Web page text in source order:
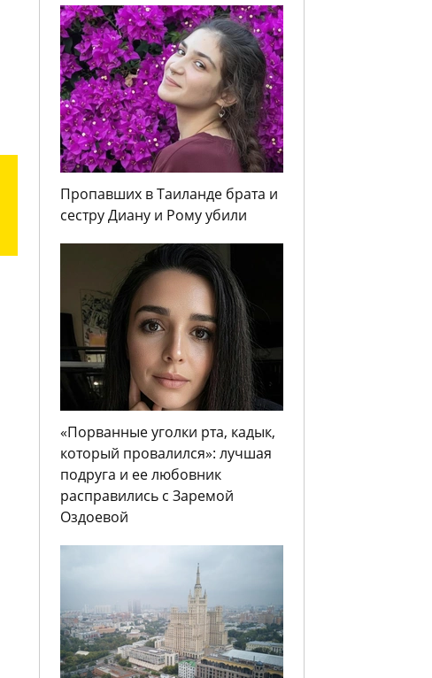
Пропавших в Таиланде брата и
сестру Диану и Рому убили
«Порванные уголки рта, кадык,
который провалился»: лучшая
подруга и ее любовник
расправились с Заремой
Оздоевой